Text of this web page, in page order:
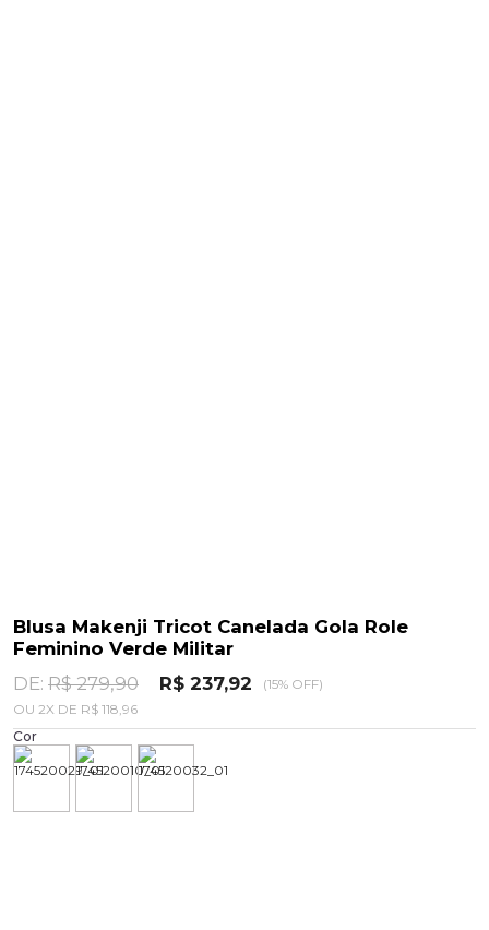
Blusa Makenji Tricot Canelada Gola Role
Feminino Verde Militar
DE: R$ 279,90 R$ 237,92
(15% OFF)
OU 2X DE R$ 118,96
Cor